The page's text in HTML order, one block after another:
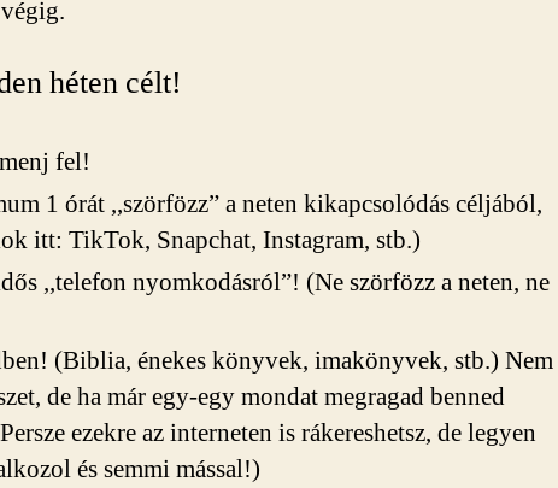
héten célt!
fel!
1 órát ,,szörfözz” a neten kikapcsolódás céljából,
itt: TikTok, Snapchat, Instagram, stb.)
,,telefon nyomkodásról”! (Ne szörfözz a neten, ne
(Biblia, énekes könyvek, imakönyvek, stb.) Nem
de ha már egy-egy mondat megragad benned
ezekre az interneten is rákereshetsz, de legyen
és semmi mással!)